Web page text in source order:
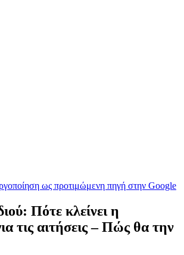
ως προτιμώμενη πηγή στην Google
Πότε κλείνει η
τις αιτήσεις – Πώς θα την